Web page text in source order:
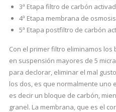
3ª Etapa filtro de carbón
4ª Etapa membrana de
5ª Etapa postfiltro de carbón
Con el primer filtro eliminamos
en suspensión mayores de 5
para declorar, eliminar el mal
los dos, es que normalmente uno
es decir un bloque de carbón,
granel. La membrana, que es el